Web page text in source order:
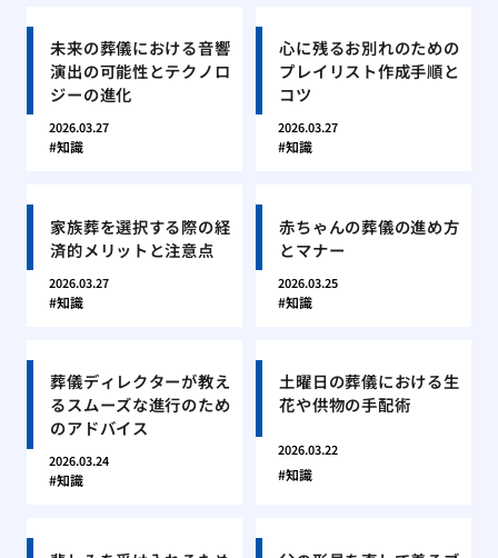
未来の葬儀における音響
演出の可能性とテクノロ
ジーの進化
2026.03.27
知識
心に残るお別れのための
プレイリスト作成手順と
コツ
2026.03.27
知識
家族葬を選択する際の経
済的メリットと注意点
2026.03.27
知識
赤ちゃんの葬儀の進め方
とマナー
2026.03.25
知識
葬儀ディレクターが教え
るスムーズな進行のため
のアドバイス
2026.03.24
知識
土曜日の葬儀における生
花や供物の手配術
2026.03.22
知識